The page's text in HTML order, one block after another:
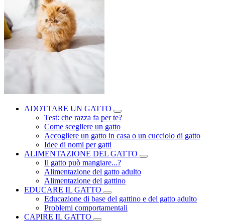
ADOTTARE UN GATTO
Test: che razza fa per te?
Come scegliere un gatto
Accogliere un gatto in casa o un cucciolo di gatto
Idee di nomi per gatti
ALIMENTAZIONE DEL GATTO
Il gatto può mangiare...?
Alimentazione del gatto adulto
Alimentazione del gattino
EDUCARE IL GATTO
Educazione di base del gattino e del gatto adulto
Problemi comportamentali
CAPIRE IL GATTO